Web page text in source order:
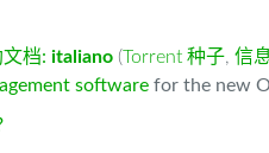
档: italiano (Torrent 种子, 信
software for the new